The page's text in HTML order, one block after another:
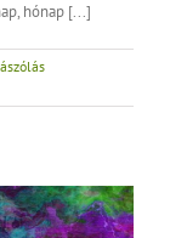
hónap [...]